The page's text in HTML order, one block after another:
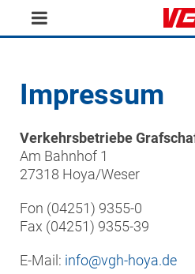
Impressum
Verkehrsbetriebe
Am Bahnhof 1
27318 Hoya/Weser
Fon (04251) 9355-0
Fax (04251) 9355-39
E-Mail: info@vgh-hoya.de